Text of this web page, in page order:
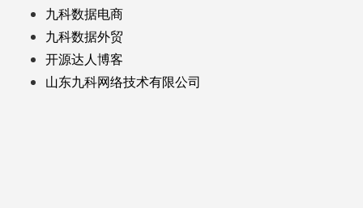
九科数据电商
九科数据外贸
开源达人博客
山东九科网络技术有限公司